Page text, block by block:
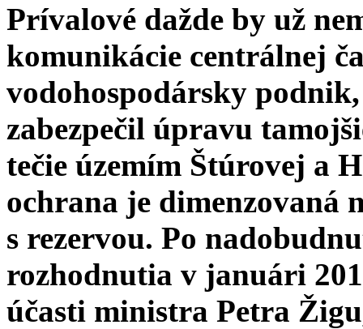
Prívalové dažde by už
komunikácie centrálnej
vodohospodársky
zabezpečil úpravu
tečie územím Štúrovej a
ochrana je dimenzovaná
s rezervou. Po
rozhodnutia v januári
účasti ministra Petra